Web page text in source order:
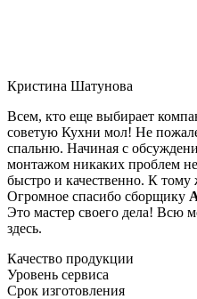
Кристина Шатунова
Всем, кто еще выбирает
советую Кухни мол! Не
спальню. Начиная с
монтажом никаких проблем
быстро и качественно. К
Огромное спасибо сборщику
Это мастер своего дела! Всю
здесь.
Качество продукции
Уровень сервиса
Срок изготовления